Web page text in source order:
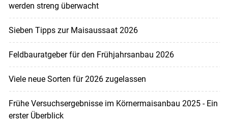
werden streng überwacht
Sieben Tipps zur Maisaussaat 2026
Feldbauratgeber für den Frühjahrsanbau 2026
Viele neue Sorten für 2026 zugelassen
Frühe Versuchsergebnisse im Körnermaisanbau 2025 - Ein
erster Überblick